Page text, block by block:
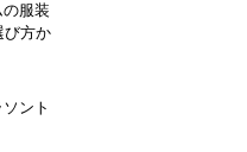
の服装
び方か
ント